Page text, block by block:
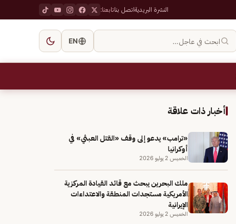
النشرة البريديةاتصل بناتابعنا:
ابحث في عاجل… EN
أخبار ذات علاقة
«ترامب» يدعو إلى وقف «القتل العبثي» في
أوكرانيا
الخميس 2 يوليو 2026
ملك البحرين يبحث مع قائد القيادة المركزية
الأمريكية مستجدات المنطقة والاعتداءات
الإيرانية
الخميس 2 يوليو 2026